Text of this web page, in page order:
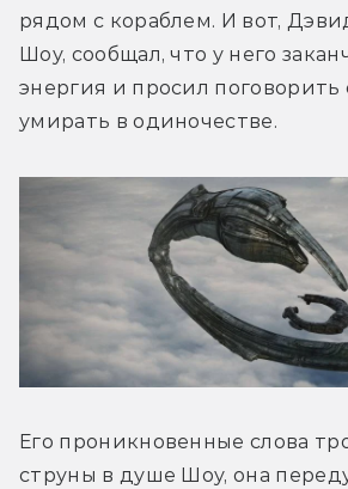
рядом с кораблем. И вот,
Шоу, сообщал, что у него
энергия и просил поговорить
умирать в одиночестве.
Его проникновенные слова
струны в душе Шоу, она